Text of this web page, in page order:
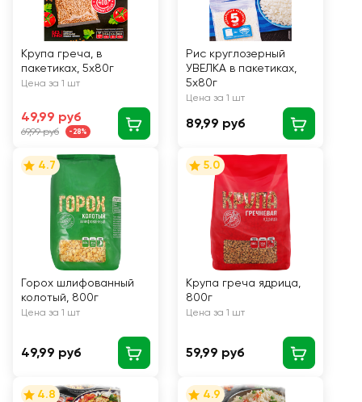
Крупа греча, в
пакетиках, 5х80г
Цена за 1 шт
49,99 руб
69,99 руб -28%
Рис круглозерный
УВЕЛКА в пакетиках,
5х80г
Цена за 1 шт
89,99 руб
4.7
Горох шлифованный
колотый, 800г
Цена за 1 шт
49,99 руб
5.0
Крупа греча ядрица,
800г
Цена за 1 шт
59,99 руб
4.8 4.9